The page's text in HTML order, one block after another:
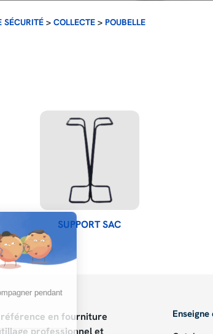
SÉCURITÉ > COLLECTE > POUBELLE
SUPPORT SAC
en fourniture